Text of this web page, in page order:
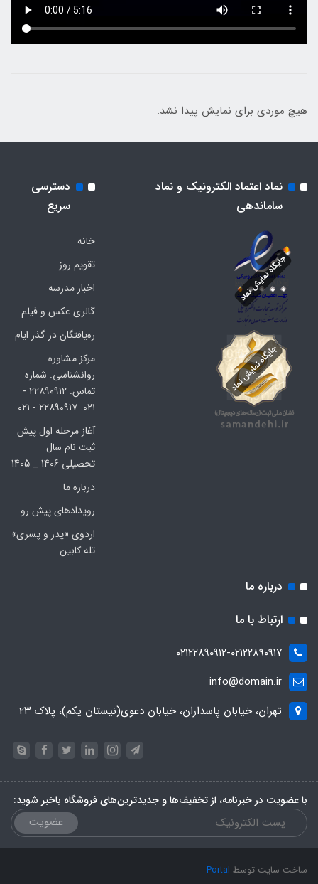
هیچ موردی برای نمایش پیدا نشد.
نماد اعتماد الکترونیک و نماد
ساماندهی
دسترسی
سریع
خانه
تقویم روز
اخبار مدرسه
گالری عکس و فیلم
ره‌یافتگان در گذر ایام
مرکز مشاوره
روانشناسی. شماره
تماس. ۲۲۸۹۰۹۱۲ -
۰۲۱. ۲۲۸۹۰۹۱۷ - ۰۲۱
آغاز مرحله اول پیش
ثبت نام سال
تحصیلی 1406 _ 1405
درباره ما
رویدادهای پیش رو
اردوی «پدر و پسری»
تله کابین
درباره ما
ارتباط با ما
۰۲۱۲۲۸۹۰۹۱۲-۰۲۱۲۲۸۹۰۹۱۷
info@domain.ir
تهران، خیابان پاسداران، خیابان دعوی(نیستان یکم)، پلاک ۲۳
با عضویت در خبرنامه، از تخفیف‌ها و جدیدترین‌های فروشگاه باخبر شوید:
عضویت
ساخت سایت توسط Portal